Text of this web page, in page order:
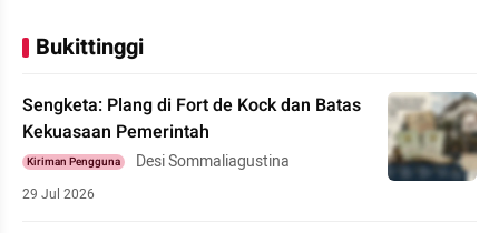
Bukittinggi
Sengketa: Plang di Fort de Kock dan Batas
Kekuasaan Pemerintah
Kiriman Pengguna Desi Sommaliagustina
29 Jul 2026